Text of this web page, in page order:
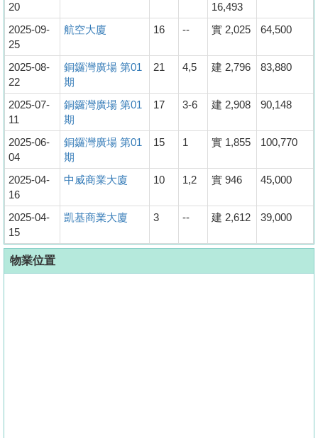
20
16,493
2025-09-
25
航空大廈 16 -- 實 2,025 64,500
2025-08-
22
銅鑼灣廣場 第01
期
21 4,5 建 2,796 83,880
2025-07-
11
銅鑼灣廣場 第01
期
17 3-6 建 2,908 90,148
2025-06-
04
銅鑼灣廣場 第01
期
15 1 實 1,855 100,770
2025-04-
16
中威商業大廈 10 1,2 實 946 45,000
2025-04-
15
凱基商業大廈 3 -- 建 2,612 39,000
物業位置